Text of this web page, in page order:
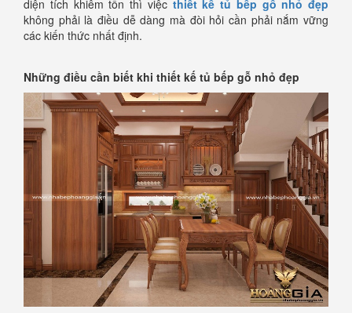
diện tích khiêm tốn thì việc thiết kế tủ bếp gỗ nhỏ đẹp
không phải là điều dễ dàng mà đòi hỏi cần phải nắm vững
các kiến thức nhất định.
Những điều cần biết khi thiết kế tủ bếp gỗ nhỏ đẹp